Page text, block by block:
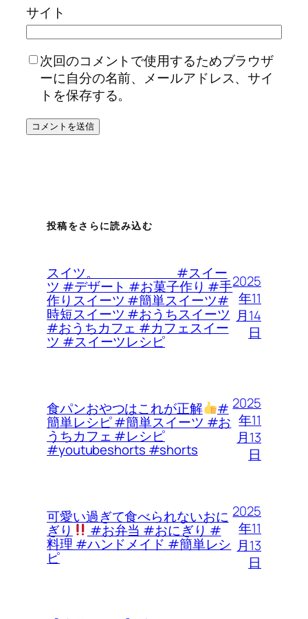
サイト
次回のコメントで使用するためブラウザ
ーに自分の名前、メールアドレス、サイ
トを保存する。
投稿をさらに読み込む
スイツ。 #スイー
ツ #デザート #お菓子作り #手
作りスイーツ #簡単スイーツ#
時短スイーツ #おうちスイーツ
#おうちカフェ #カフェスイー
ツ #スイーツレシピ
2025
年11
月14
日
食パンおやつはこれが正解 #
簡単レシピ #簡単スイーツ #お
うちカフェ #レシピ
#youtubeshorts #shorts
2025
年11
月13
日
可愛い過ぎて食べられないおに
ぎり #お弁当 #おにぎり #
料理 #ハンドメイド #簡単レシ
ピ
2025
年11
月13
日